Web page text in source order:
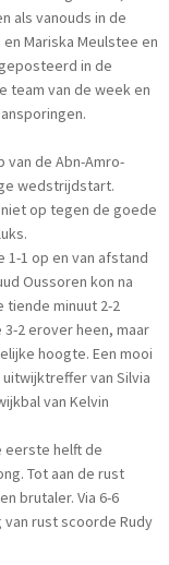
als vanouds in de
Mariska Meulstee en
in de
team van de week en
van de Abn-Amro-
wedstrijdstart.
op tegen de goede
1-1 op en van afstand
Oussoren kon na
tiende minuut 2-2
2 erover heen, maar
hoogte. Een mooi
van Silvia
van Kelvin
eerste helft de
Tot aan de rust
brutaler. Via 6-6
van rust scoorde Rudy